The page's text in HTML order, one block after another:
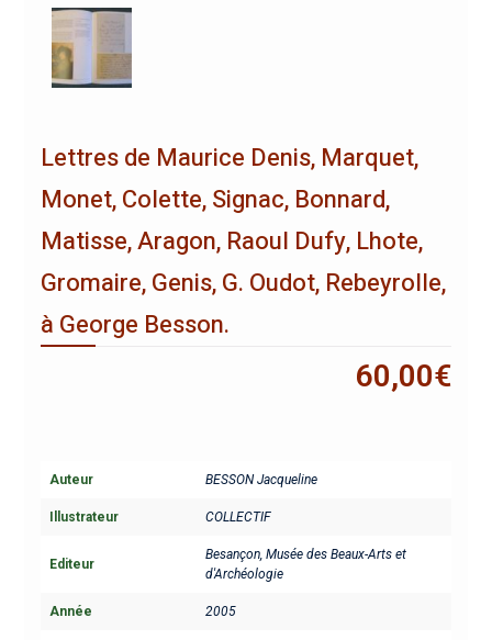
Lettres de Maurice Denis, Marquet,
Monet, Colette, Signac, Bonnard,
Matisse, Aragon, Raoul Dufy, Lhote,
Gromaire, Genis, G. Oudot, Rebeyrolle,
à George Besson.
60,00€
Auteur BESSON Jacqueline
Illustrateur COLLECTIF
Editeur
Besançon, Musée des Beaux-Arts et
d'Archéologie
Année 2005